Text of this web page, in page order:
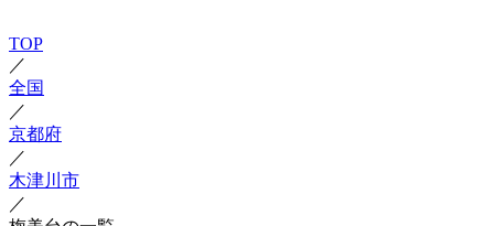
TOP
／
全国
／
京都府
／
木津川市
／